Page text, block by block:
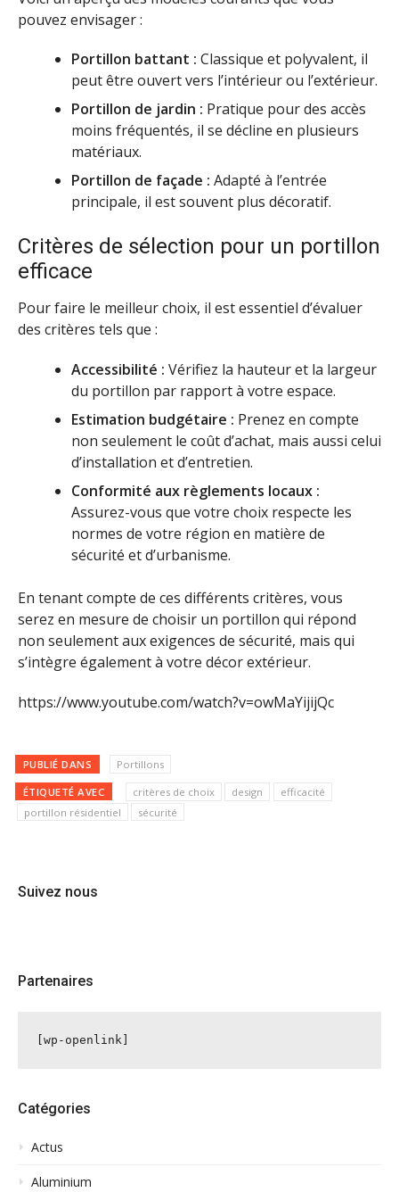
pouvez envisager :
Portillon battant : Classique et polyvalent, il
peut être ouvert vers l’intérieur ou l’extérieur.
Portillon de jardin : Pratique pour des accès
moins fréquentés, il se décline en plusieurs
matériaux.
Portillon de façade : Adapté à l’entrée
principale, il est souvent plus décoratif.
Critères de sélection pour un portillon
efficace
Pour faire le meilleur choix, il est essentiel d’évaluer
des critères tels que :
Accessibilité : Vérifiez la hauteur et la largeur
du portillon par rapport à votre espace.
Estimation budgétaire : Prenez en compte
non seulement le coût d’achat, mais aussi celui
d’installation et d’entretien.
Conformité aux règlements locaux :
Assurez-vous que votre choix respecte les
normes de votre région en matière de
sécurité et d’urbanisme.
En tenant compte de ces différents critères, vous
serez en mesure de choisir un portillon qui répond
non seulement aux exigences de sécurité, mais qui
s’intègre également à votre décor extérieur.
https://www.youtube.com/watch?v=owMaYijijQc
PUBLIÉ DANS Portillons
ÉTIQUETÉ AVEC critères de choix design
efficacité
portillon résidentiel
sécurité
Suivez nous
Partenaires
[wp-openlink]
Catégories
Actus
Aluminium